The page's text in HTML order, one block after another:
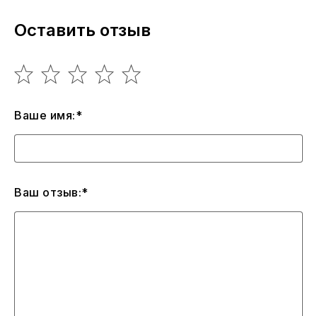
Оставить отзыв
Ваше имя:*
Ваш отзыв:*